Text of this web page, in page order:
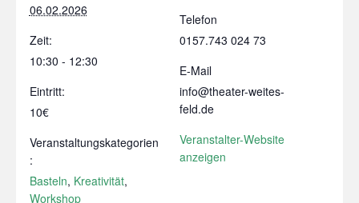
06.02.2026
Zeit:
10:30 - 12:30
Eintritt:
10€
Veranstaltungskategorien
:
Basteln, Kreativität,
Workshop
Telefon
0157.743 024 73
E-Mail
info@theater-weites-
feld.de
Veranstalter-Website
anzeigen